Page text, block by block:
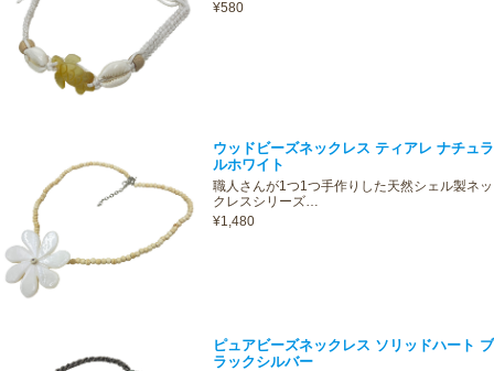
¥580
ウッドビーズネックレス ティアレ ナチュラ
ルホワイト
職人さんが1つ1つ手作りした天然シェル製ネッ
クレスシリーズ…
¥1,480
ピュアビーズネックレス ソリッドハート ブ
ラックシルバー